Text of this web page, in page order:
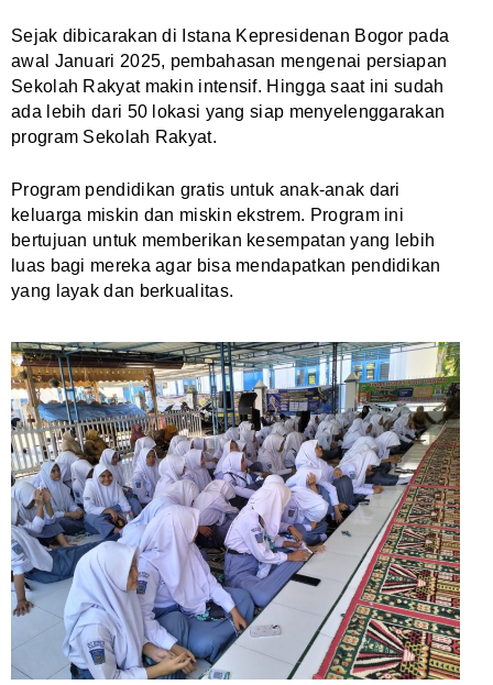
Sejak dibicarakan di Istana Kepresidenan Bogor pada
awal Januari 2025, pembahasan mengenai persiapan
Sekolah Rakyat makin intensif. Hingga saat ini sudah
ada lebih dari 50 lokasi yang siap menyelenggarakan
program Sekolah Rakyat.
Program pendidikan gratis untuk anak-anak dari
keluarga miskin dan miskin ekstrem. Program ini
bertujuan untuk memberikan kesempatan yang lebih
luas bagi mereka agar bisa mendapatkan pendidikan
yang layak dan berkualitas.